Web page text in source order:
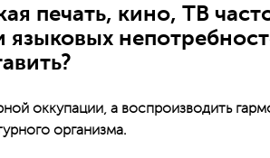
печать, кино, ТВ
языковых
оккупации, а воспроизводить
организма.